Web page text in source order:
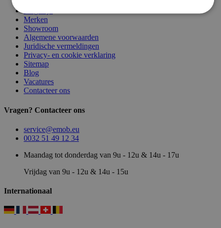
Merken
Showroom
Algemene voorwaarden
Juridische vermeldingen
Privacy- en cookie verklaring
Sitemap
Blog
Vacatures
Contacteer ons
Vragen? Contacteer ons
service@emob.eu
0032 51 49 12 34
Maandag tot donderdag van 9u - 12u & 14u - 17u
Vrijdag van 9u - 12u & 14u - 15u
Internationaal